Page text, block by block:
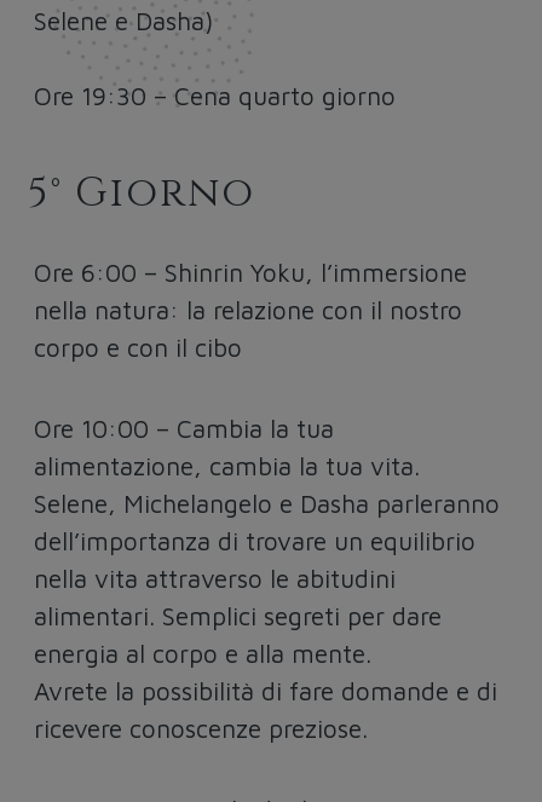
Selene e Dasha)
Ore 19:30 – Cena quarto giorno
5° Giorno
Ore 6:00 – Shinrin Yoku, l’immersione
nella natura: la relazione con il nostro
corpo e con il cibo
Ore 10:00 – Cambia la tua
alimentazione, cambia la tua vita.
Selene, Michelangelo e Dasha parleranno
dell’importanza di trovare un equilibrio
nella vita attraverso le abitudini
alimentari. Semplici segreti per dare
energia al corpo e alla mente.
Avrete la possibilità di fare domande e di
ricevere conoscenze preziose.